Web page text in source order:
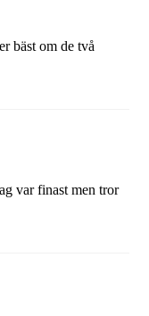
bäst om de två
var finast men tror